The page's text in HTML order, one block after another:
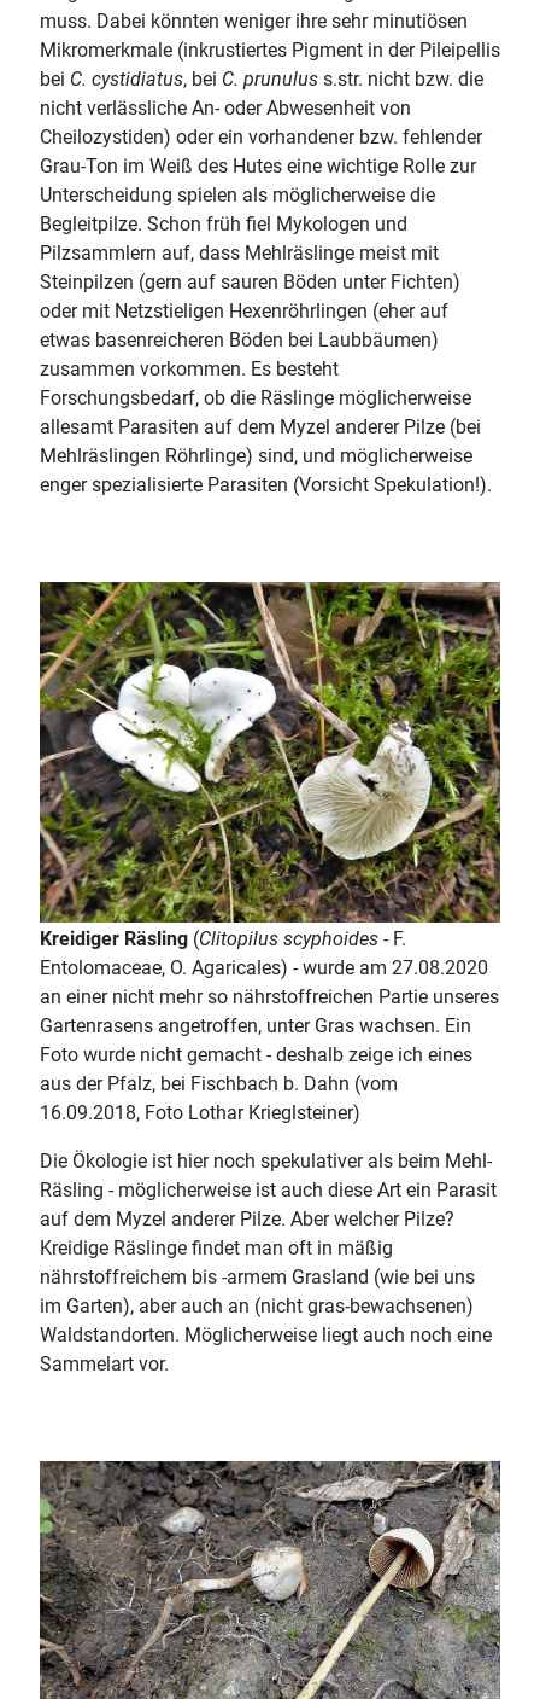
muss. Dabei könnten weniger ihre sehr minutiösen
Mikromerkmale (inkrustiertes Pigment in der Pileipellis
bei C. cystidiatus, bei C. prunulus s.str. nicht bzw. die
nicht verlässliche An- oder Abwesenheit von
Cheilozystiden) oder ein vorhandener bzw. fehlender
Grau-Ton im Weiß des Hutes eine wichtige Rolle zur
Unterscheidung spielen als möglicherweise die
Begleitpilze. Schon früh fiel Mykologen und
Pilzsammlern auf, dass Mehlräslinge meist mit
Steinpilzen (gern auf sauren Böden unter Fichten)
oder mit Netzstieligen Hexenröhrlingen (eher auf
etwas basenreicheren Böden bei Laubbäumen)
zusammen vorkommen. Es besteht
Forschungsbedarf, ob die Räslinge möglicherweise
allesamt Parasiten auf dem Myzel anderer Pilze (bei
Mehlräslingen Röhrlinge) sind, und möglicherweise
enger spezialisierte Parasiten (Vorsicht Spekulation!).
Kreidiger Räsling (Clitopilus scyphoides - F.
Entolomaceae, O. Agaricales) - wurde am 27.08.2020
an einer nicht mehr so nährstoffreichen Partie unseres
Gartenrasens angetroffen, unter Gras wachsen. Ein
Foto wurde nicht gemacht - deshalb zeige ich eines
aus der Pfalz, bei Fischbach b. Dahn (vom
16.09.2018, Foto Lothar Krieglsteiner)
Die Ökologie ist hier noch spekulativer als beim Mehl-
Räsling - möglicherweise ist auch diese Art ein Parasit
auf dem Myzel anderer Pilze. Aber welcher Pilze?
Kreidige Räslinge findet man oft in mäßig
nährstoffreichem bis -armem Grasland (wie bei uns
im Garten), aber auch an (nicht gras-bewachsenen)
Waldstandorten. Möglicherweise liegt auch noch eine
Sammelart vor.